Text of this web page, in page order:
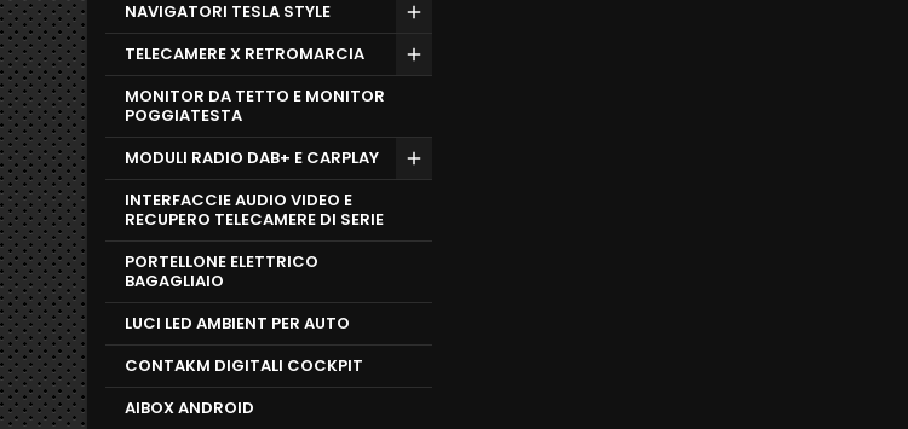
NAVIGATORI TESLA STYLE
TELECAMERE X RETROMARCIA
MONITOR DA TETTO E MONITOR
POGGIATESTA
MODULI RADIO DAB+ E CARPLAY
INTERFACCIE AUDIO VIDEO E
RECUPERO TELECAMERE DI SERIE
PORTELLONE ELETTRICO
BAGAGLIAIO
LUCI LED AMBIENT PER AUTO
CONTAKM DIGITALI COCKPIT
AIBOX ANDROID